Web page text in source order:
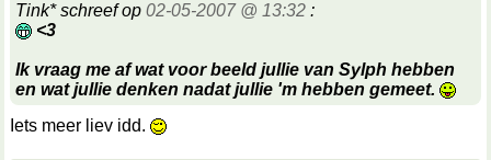
Tink* schreef op 02-05-2007 @ 13:32 :
<3
Ik vraag me af wat voor beeld jullie van Sylph hebben
en wat jullie denken nadat jullie 'm hebben gemeet.
Iets meer liev idd.